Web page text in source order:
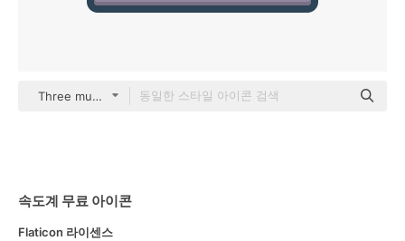
Three musketeers color lineal-color
속도계 무료 아이콘
Flaticon 라이센스